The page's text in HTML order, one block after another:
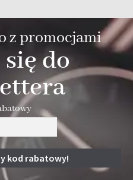
z promocjami
do